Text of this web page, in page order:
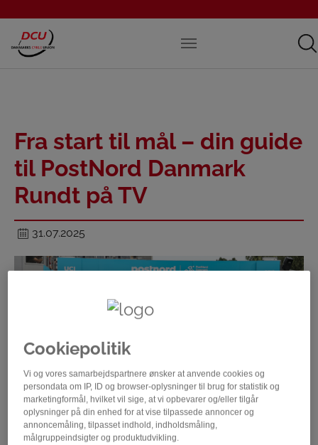
Fra start til mål – din guide
til PostNord Danmark
Rundt på TV
31.07.2025
Cookiepolitik
Vi og vores samarbejdspartnere ønsker at anvende cookies og
persondata om IP, ID og browser-oplysninger til brug for statistik og
marketingformål, hvilket vil sige, at vi opbevarer og/eller tilgår
oplysninger på din enhed for at vise tilpassede annoncer og
annoncemåling, tilpasset indhold, indholdsmåling,
målgruppeindsigter og produktudvikling.